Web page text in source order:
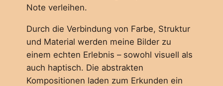
Note verleihen.
Durch die Verbindung von Farbe, Struktur
und Material werden meine Bilder zu
einem echten Erlebnis – sowohl visuell als
auch haptisch. Die abstrakten
Kompositionen laden zum Erkunden ein